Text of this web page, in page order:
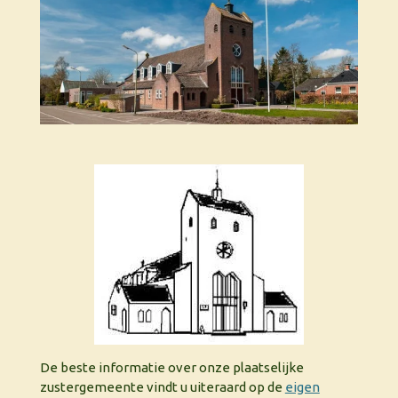
De beste informatie over onze plaatselijke
zustergemeente vindt u uiteraard op de eigen